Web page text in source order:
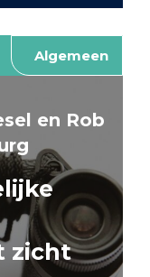
Algemeen
en Rob
zicht